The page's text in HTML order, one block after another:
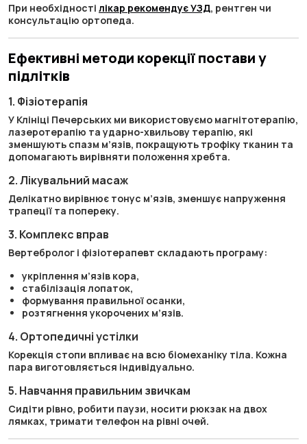
При необхідності лікар рекомендує УЗД, рентген чи
консультацію ортопеда.
Ефективні методи корекції постави у
підлітків
1. Фізіотерапія
У Клініці Печерських ми використовуємо магнітотерапію,
лазеротерапію та ударно-хвильову терапію, які
зменшують спазм м’язів, покращують трофіку тканин та
допомагають вирівняти положення хребта.
2. Лікувальний масаж
Делікатно вирівнює тонус м’язів, зменшує напруження
трапеції та попереку.
3. Комплекс вправ
Вертебролог і фізіотерапевт складають програму:
укріплення м’язів кора,
стабілізація лопаток,
формування правильної осанки,
розтягнення укорочених м’язів.
4. Ортопедичні устілки
Корекція стопи впливає на всю біомеханіку тіла. Кожна
пара виготовляється індивідуально.
5. Навчання правильним звичкам
Сидіти рівно, робити паузи, носити рюкзак на двох
лямках, тримати телефон на рівні очей.